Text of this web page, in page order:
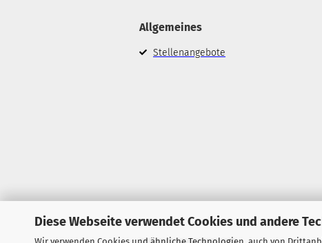
Diese Webseite verwendet Cookies und andere
Wir verwenden Cookies und ähnliche Technologien, auch von
Allgemeines
Stellenangebote